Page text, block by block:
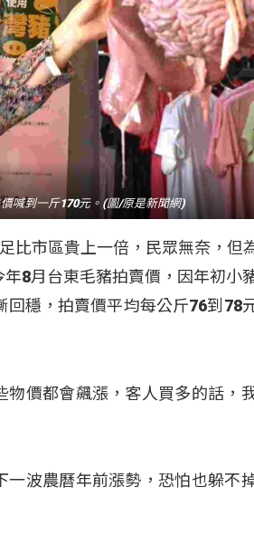
喊到一斤170元。(圖/原是新聞網)
比市區貴上一倍，民眾無奈，但
8月台東毛豬拍賣價，因年初小
穩，拍賣價平均每公斤76到78
價都會飆漲，客人買多的話，
波農曆年前漲勢，恐怕也躲不